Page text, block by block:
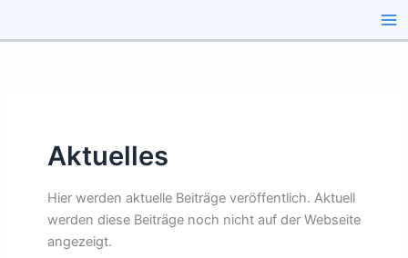
Aktuelles
Hier werden aktuelle Beiträge veröffentlich. Aktuell
werden diese Beiträge noch nicht auf der Webseite
angezeigt.